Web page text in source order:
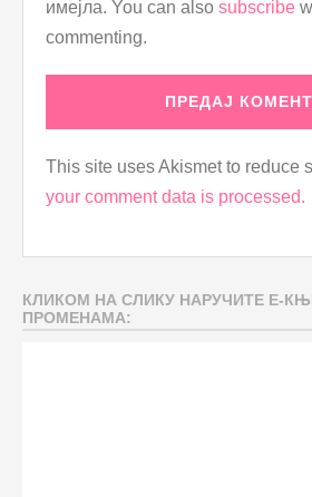
имејла. You can also subscribe
commenting.
This site uses Akismet to reduce
your comment data is processed.
КЛИКОМ НА СЛИКУ НАРУЧИТЕ Е-
ПРОМЕНАМА: